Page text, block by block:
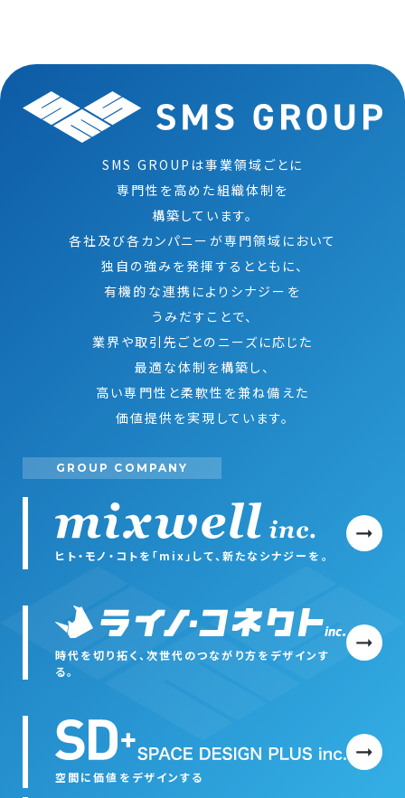
SMS GROUPは事業領域ごとに
専門性を高めた組織体制を
構築しています。
各社及び各カンパニーが専門領域において
独自の強みを発揮するとともに、
有機的な連携によりシナジーを
うみだすことで、
業界や取引先ごとのニーズに応じた
最適な体制を構築し、
高い専門性と柔軟性を兼ね備えた
価値提供を実現しています。
GROUP COMPANY
ヒト・モノ・コトを「mix」して、新たなシナジーを。
時代を切り拓く、次世代のつながり方をデザインす
る。
空間に価値をデザインする